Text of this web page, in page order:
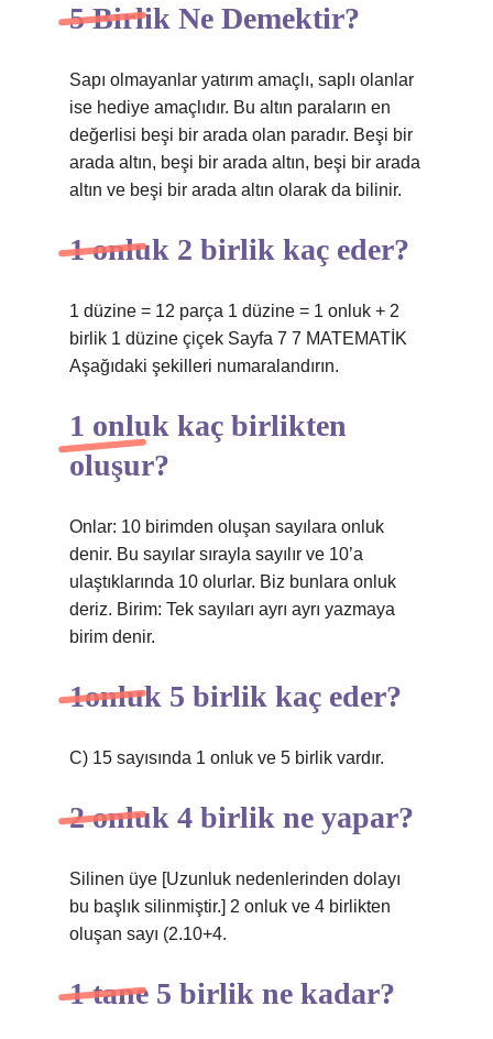
5 Birlik Ne Demektir?
Sapı olmayanlar yatırım amaçlı, saplı olanlar
ise hediye amaçlıdır. Bu altın paraların en
değerlisi beşi bir arada olan paradır. Beşi bir
arada altın, beşi bir arada altın, beşi bir arada
altın ve beşi bir arada altın olarak da bilinir.
1 onluk 2 birlik kaç eder?
1 düzine = 12 parça 1 düzine = 1 onluk + 2
birlik 1 düzine çiçek Sayfa 7 7 MATEMATİK
Aşağıdaki şekilleri numaralandırın.
1 onluk kaç birlikten
oluşur?
Onlar: 10 birimden oluşan sayılara onluk
denir. Bu sayılar sırayla sayılır ve 10’a
ulaştıklarında 10 olurlar. Biz bunlara onluk
deriz. Birim: Tek sayıları ayrı ayrı yazmaya
birim denir.
1onluk 5 birlik kaç eder?
C) 15 sayısında 1 onluk ve 5 birlik vardır.
2 onluk 4 birlik ne yapar?
Silinen üye [Uzunluk nedenlerinden dolayı
bu başlık silinmiştir.] 2 onluk ve 4 birlikten
oluşan sayı (2.10+4.
1 tane 5 birlik ne kadar?